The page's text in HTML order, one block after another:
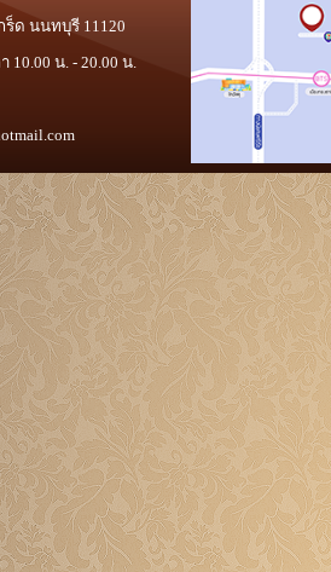
ร็ด นนทบุรี 11120
10.00 น. - 20.00 น.